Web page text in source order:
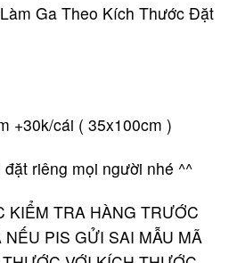
Ga Theo Kích Thước Đặt
+30k/cái ( 35x100cm )
riêng mọi người nhé ^^
KIỂM TRA HÀNG TRƯỚC
NẾU PIS GỬI SAI MẪU MÃ